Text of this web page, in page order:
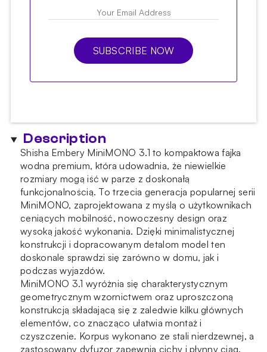
SUBSCRIBE NOW
Description
Shisha Embery MiniMONO 3.1 to kompaktowa fajka
wodna premium, która udowadnia, że niewielkie
rozmiary mogą iść w parze z doskonałą
funkcjonalnością. To trzecia generacja popularnej serii
MiniMONO, zaprojektowana z myślą o użytkownikach
ceniących mobilność, nowoczesny design oraz
wysoką jakość wykonania. Dzięki minimalistycznej
konstrukcji i dopracowanym detalom model ten
doskonale sprawdzi się zarówno w domu, jak i
podczas wyjazdów.
MiniMONO 3.1 wyróżnia się charakterystycznym
geometrycznym wzornictwem oraz uproszczoną
konstrukcją składającą się z zaledwie kilku głównych
elementów, co znacząco ułatwia montaż i
czyszczenie. Korpus wykonano ze stali nierdzewnej, a
zastosowany dyfuzor zapewnia cichy i płynny ciąg.